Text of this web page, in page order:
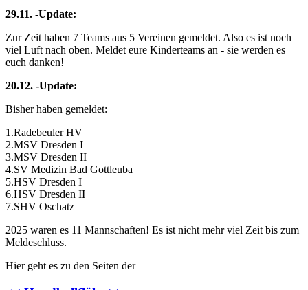
29.11. -Update:
Zur Zeit haben 7 Teams aus 5 Vereinen gemeldet. Also es ist noch
viel Luft nach oben. Meldet eure Kinderteams an - sie werden es
euch danken!
20.12. -Update:
Bisher haben gemeldet:
1.Radebeuler HV
2.MSV Dresden I
3.MSV Dresden II
4.SV Medizin Bad Gottleuba
5.HSV Dresden I
6.HSV Dresden II
7.SHV Oschatz
2025 waren es 11 Mannschaften! Es ist nicht mehr viel Zeit bis zum
Meldeschluss.
Hier geht es zu den Seiten der